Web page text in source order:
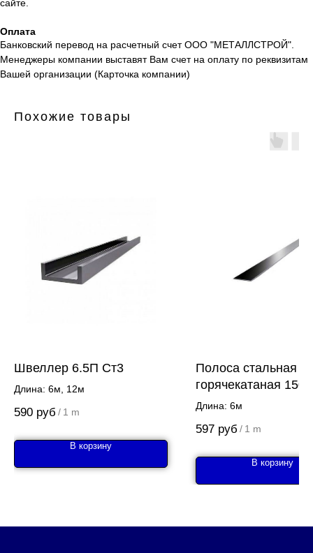
сайте.
Оплата
Банковский перевод на расчетный счет ООО "МЕТАЛЛСТРОЙ".
Менеджеры компании выставят Вам счет на оплату по реквизитам
Вашей организации (Карточка компании)
Похожие товары
Швеллер 6.5П Ст3
Длина: 6м, 12м
590 руб / 1 m
В корзину
Полоса стальная
горячекатаная
Длина: 6м
597 руб / 1 m
В корзину